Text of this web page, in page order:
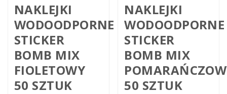
NAKLEJKI
WODOODPORNE
STICKER
BOMB MIX
FIOLETOWY
50 SZTUK
NAKLEJKI
WODOODPORNE
STICKER
BOMB MIX
50 SZTUK